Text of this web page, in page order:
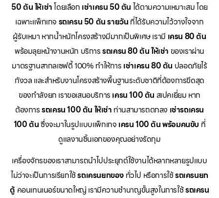
50 ตัน ให้เช่าโดยเลือก เช่าเครน 50 ตัน ได้ตามความเหมาะสม โดย
เฉพาะแพ็กเกจ รถเครน 50 ตัน รายวัน ที่ได้รับความไว้วางใจจาก
ผู้รับเหมา หากน้ำหนักโครงสร้างมีมากเป็นพิเศษ เรามี เครน 80 ตัน
พร้อมลุยหน้างานหนัก บริการรถเครน 80 ตัน ให้เช่า ของเราผ่าน
มาตรฐานสากลเซฟตี้ 100% ทำให้การ เช่าเครน 80 ตัน ปลอดภัยไร้
กังวล และสำหรับงานโครงสร้างพื้นฐานระดับชาติที่ต้องการขีดสุด
ของกำลังยก เราขอเสนอบริการ เครน 100 ตัน สเปคเยี่ยม หาก
ต้องการรถเครน 100 ตัน ให้เช่า ท่านสามารถตกลง เช่ารถเครน
100 ตันซึ่งจะมาในรูปแบบแพ็กเกจ เครน 100 ตัน พร้อมคนขับ ที่
ดูแลงานชิ้นเอกของคุณอย่างรัดกุม
เครื่องจักรของเราสามารถนำไปประยุกต์ใช้งานได้หลากหลายรูปแบบ
ไม่ว่าจะเป็นการเรียกใช้รถเครนยกของ ทั่วไป หรือการใช้รถเครนยก
ตู้ คอนเทนเนอร์ขนาดใหญ่ เรามีความชำนาญขั้นสูงในการใช้รถเครน